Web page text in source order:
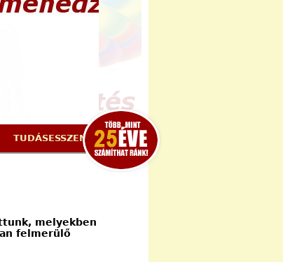
TUDÁSESSZENCIÁK
melyekben
felmerülő